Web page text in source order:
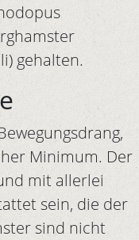
gehalten.
Minimum. Der
mit allerlei
sein, die der
sind nicht